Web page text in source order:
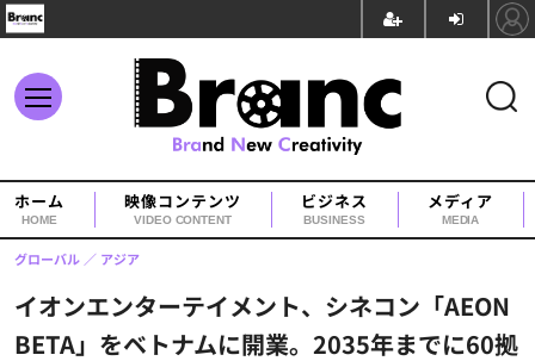
ホーム
HOME
映像コンテンツ
VIDEO CONTENT
ビジネス
BUSINESS
メディア
MEDIA
イオンエンターテイメント、シネコン「AEON
BETA」をベトナムに開業。2035年までに60拠
グローバル アジア